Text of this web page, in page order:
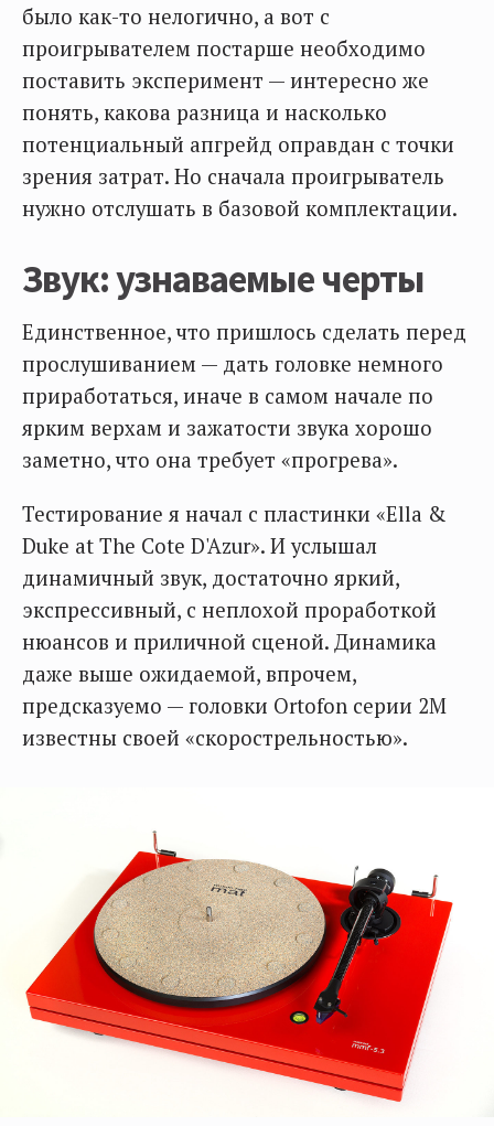
было как-то нелогично, а вот с
проигрывателем постарше необходимо
поставить эксперимент — интересно же
понять, какова разница и насколько
потенциальный апгрейд оправдан с точки
зрения затрат. Но сначала проигрыватель
нужно отслушать в базовой комплектации.
Звук: узнаваемые черты
Единственное, что пришлось сделать перед
прослушиванием — дать головке немного
приработаться, иначе в самом начале по
ярким верхам и зажатости звука хорошо
заметно, что она требует «прогрева».
Тестирование я начал с пластинки «Ella &
Duke at The Cote D'Azur». И услышал
динамичный звук, достаточно яркий,
экспрессивный, с неплохой проработкой
нюансов и приличной сценой. Динамика
даже выше ожидаемой, впрочем,
предсказуемо — головки Ortofon серии 2M
известны своей «скорострельностью».